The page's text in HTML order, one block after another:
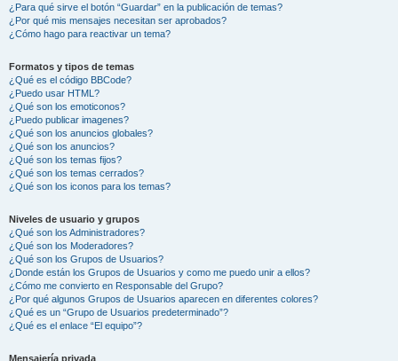
¿Para qué sirve el botón “Guardar” en la publicación de temas?
¿Por qué mis mensajes necesitan ser aprobados?
¿Cómo hago para reactivar un tema?
Formatos y tipos de temas
¿Qué es el código BBCode?
¿Puedo usar HTML?
¿Qué son los emoticonos?
¿Puedo publicar imagenes?
¿Qué son los anuncios globales?
¿Qué son los anuncios?
¿Qué son los temas fijos?
¿Qué son los temas cerrados?
¿Qué son los iconos para los temas?
Niveles de usuario y grupos
¿Qué son los Administradores?
¿Qué son los Moderadores?
¿Qué son los Grupos de Usuarios?
¿Donde están los Grupos de Usuarios y como me puedo unir a ellos?
¿Cómo me convierto en Responsable del Grupo?
¿Por qué algunos Grupos de Usuarios aparecen en diferentes colores?
¿Qué es un “Grupo de Usuarios predeterminado”?
¿Qué es el enlace “El equipo”?
Mensajería privada